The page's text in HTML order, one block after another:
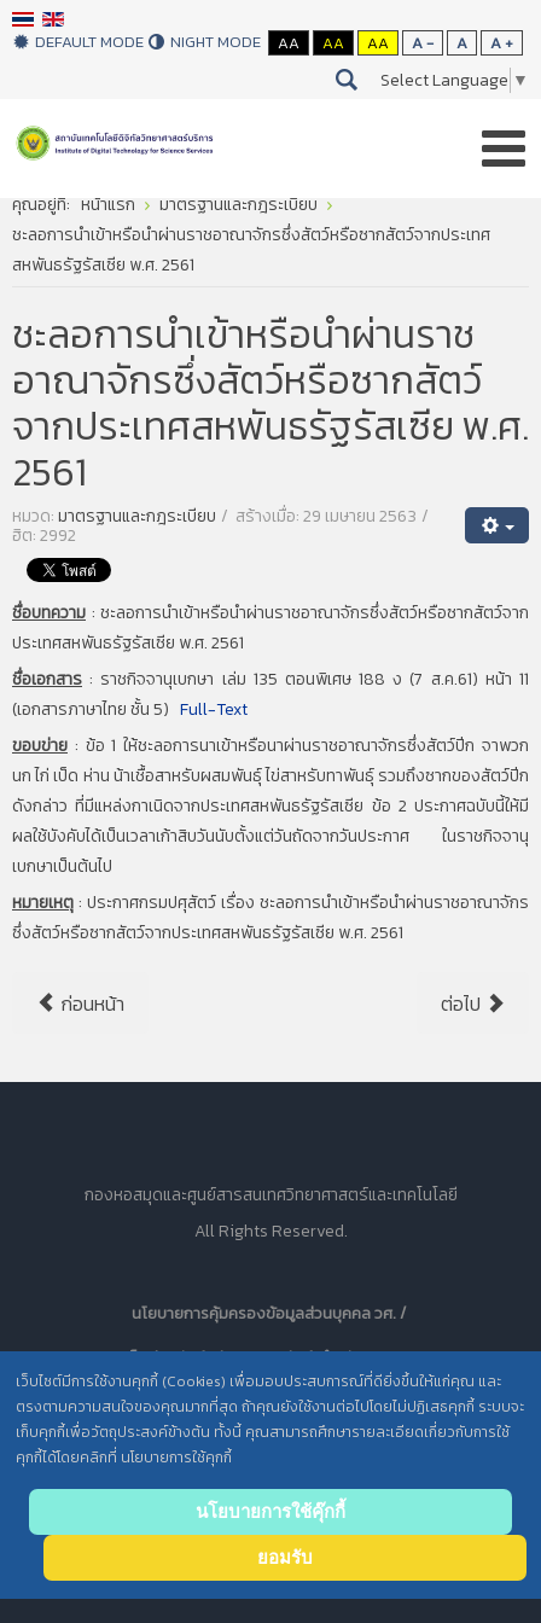
DEFAULT MODE NIGHT MODE AA AA AA A - A A +
Select Language ▼
คุณอยู่ที่: หน้าแรก
มาตรฐานและกฎระเบียบ
ชะลอการนำเข้าหรือนำผ่านราชอาณาจักรซึ่งสัตว์หรือซากสัตว์จากประเทศ
สหพันธรัฐรัสเซีย พ.ศ. 2561
ชะลอการนำเข้าหรือนำผ่านราช
อาณาจักรซึ่งสัตว์หรือซากสัตว์
จากประเทศสหพันธรัฐรัสเซีย พ.ศ.
2561
หมวด:มาตรฐานและกฎระเบียบ สร้างเมื่อ: 29 เมษายน 2563
ฮิต: 2992
ชื่อบทความ : ชะลอการนำเข้าหรือนำผ่านราชอาณาจักรซึ่งสัตว์หรือซากสัตว์จาก
ประเทศสหพันธรัฐรัสเซีย พ.ศ. 2561
ชื่อเอกสาร : ราชกิจจานุเบกษา เล่ม 135 ตอนพิเศษ 188 ง (7 ส.ค.61) หน้า 11
(เอกสารภาษาไทย ชั้น 5) Full-Text
ขอบข่าย : ข้อ 1 ให้ชะลอการนาเข้าหรือนาผ่านราชอาณาจักรซึ่งสัตว์ปีก จาพวก
นก ไก่ เป็ด ห่าน น้าเชื้อสาหรับผสมพันธุ์ ไข่สาหรับทาพันธุ์ รวมถึงซากของสัตว์ปีก
ดังกล่าว ที่มีแหล่งกาเนิดจากประเทศสหพันธรัฐรัสเซีย ข้อ 2 ประกาศฉบับนี้ให้มี
ผลใช้บังคับได้เป็นเวลาเก้าสิบวันนับตั้งแต่วันถัดจากวันประกาศ ในราชกิจจานุ
เบกษาเป็นต้นไป
หมายเหตุ: ประกาศกรมปศุสัตว์ เรื่อง ชะลอการนำเข้าหรือนำผ่านราชอาณาจักร
ซึ่งสัตว์หรือซากสัตว์จากประเทศสหพันธรัฐรัสเซีย พ.ศ. 2561
ก่อนหน้า ต่อไป
เว็บไซต์มีการใช้งานคุกกี้ (Cookies) เพื่อมอบประสบการณ์ที่ดียิ่งขึ้นให้แก่คุณ และ
ตรงตามความสนใจของคุณมากที่สุด ถ้าคุณยังใช้งานต่อไปโดยไม่ปฏิเสธคุกกี้ ระบบจะ
เก็บคุกกี้เพื่อวัตถุประสงค์ข้างต้น ทั้งนี้ คุณสามารถศึกษารายละเอียดเกี่ยวกับการใช้
คุกกี้ได้โดยคลิกที่ นโยบายการใช้คุกกี้
นโยบายการใช้คุ๊กกี้
ยอมรับ
กองหอสมุดและศูนย์สารสนเทศวิทยาศาสตร์และเทคโนโลยี
All Rights Reserved.
นโยบายการคุ้มครองข้อมูลส่วนบุคคล วศ. /
ประกาศความเป็นส่วนตัว (Privacy Notice) สำหรับการบริการสารสนเทศ
to top